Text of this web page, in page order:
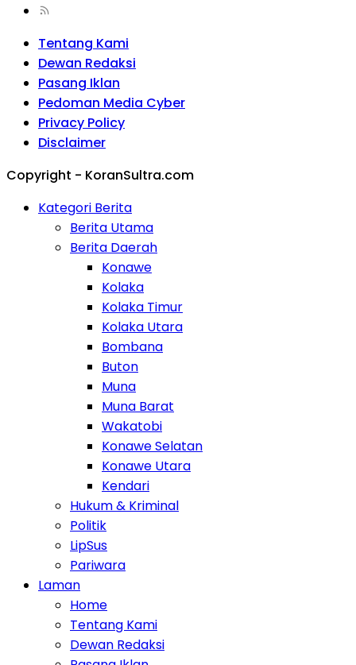
Tentang Kami
Dewan Redaksi
Pasang Iklan
Pedoman Media Cyber
Privacy Policy
Disclaimer
Copyright - KoranSultra.com
Kategori Berita
Berita Utama
Berita Daerah
Konawe
Kolaka
Kolaka Timur
Kolaka Utara
Bombana
Buton
Muna
Muna Barat
Wakatobi
Konawe Selatan
Konawe Utara
Kendari
Hukum & Kriminal
Politik
LipSus
Pariwara
Laman
Home
Tentang Kami
Dewan Redaksi